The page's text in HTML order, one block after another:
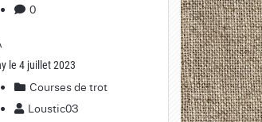
0
le 4 juillet 2023
Courses de trot
Loustic03